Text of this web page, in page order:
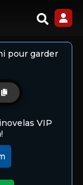
pour garder
VIP